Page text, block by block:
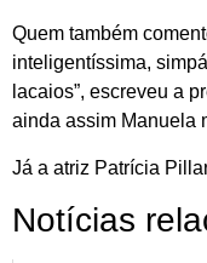
Quem também
inteligentíssima,
lacaios”, escreveu a
ainda assim Manuela
Já a atriz Patrícia
Notícias